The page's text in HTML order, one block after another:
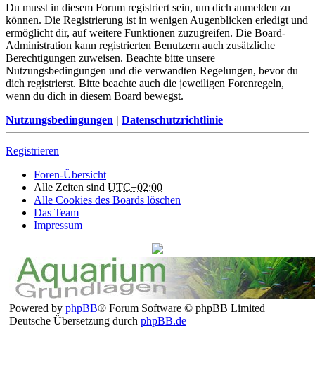
Du musst in diesem Forum registriert sein, um dich anmelden zu
können. Die Registrierung ist in wenigen Augenblicken erledigt und
ermöglicht dir, auf weitere Funktionen zuzugreifen. Die Board-
Administration kann registrierten Benutzern auch zusätzliche
Berechtigungen zuweisen. Beachte bitte unsere
Nutzungsbedingungen und die verwandten Regelungen, bevor du
dich registrierst. Bitte beachte auch die jeweiligen Forenregeln,
wenn du dich in diesem Board bewegst.
Nutzungsbedingungen | Datenschutzrichtlinie
Registrieren
Foren-Übersicht
Alle Zeiten sind UTC+02:00
Alle Cookies des Boards löschen
Das Team
Impressum
Powered by phpBB® Forum Software © phpBB Limited
Deutsche Übersetzung durch phpBB.de